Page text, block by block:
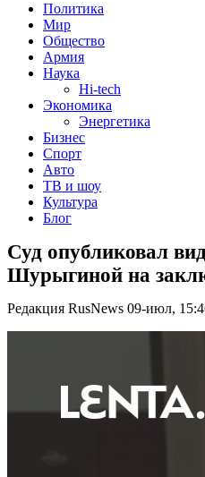
Политика
Мир
Общество
Армия
Наука
Hi-tech
Экономика
Энергетика
Бизнес
Спорт
Авто
ТВ и шоу
Культура
Блог
Суд опубликовал
Шурыгиной на
Редакция RusNews 09-июл,